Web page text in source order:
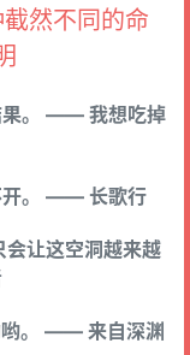
然不同的命
果。 —— 我想吃掉
开。 —— 长歌行
让这空洞越来越
哟。 —— 来自深渊